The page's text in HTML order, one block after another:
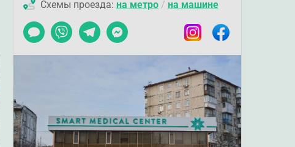
Схемы проезда: на метро/ на машине
Чат Viber TelegramMessenger InstagramFacebook